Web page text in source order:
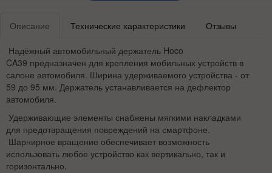
Описание Технические характеристики Отзывы
Надёжный автомобильный держатель Hoco
CA39 предназначен для крепления мобильных устройств в
салоне автомобиля. Ширина удерживаемого устройства - от
59 до 95 мм. Держатель устанавливается на дефлектор
автомобиля.
Удерживающие элементы снабжены мягкими накладками
для предотвращения повреждений на смартфоне.
Шарнирное вращение обеспечивает возможность
использовать любое устройство как вертикально, так и
горизонтально.